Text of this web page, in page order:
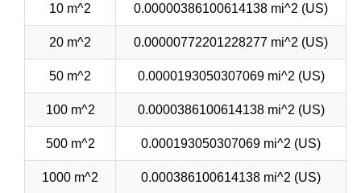
10 m^2 0.00000386100614138 mi^2 (US)
20 m^2 0.00000772201228277 mi^2 (US)
50 m^2 0.0000193050307069 mi^2 (US)
100 m^2 0.0000386100614138 mi^2 (US)
500 m^2 0.000193050307069 mi^2 (US)
1000 m^2 0.000386100614138 mi^2 (US)